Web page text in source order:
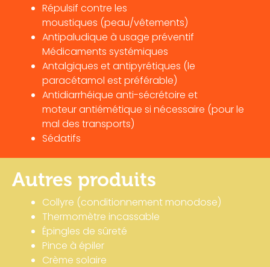
Répulsif contre les
moustiques (peau/vêtements)
Antipaludique à usage préventif
Médicaments systémiques
Antalgiques et antipyrétiques (le
paracétamol est préférable)
Antidiarrhéique anti-sécrétoire et
moteurantiémétique si nécessaire (pour le
mal des transports)
Sédatifs
Autres produits
Collyre (conditionnement monodose)
Thermomètre incassable
Épingles de sûreté
Pince à épiler
Crème solaire